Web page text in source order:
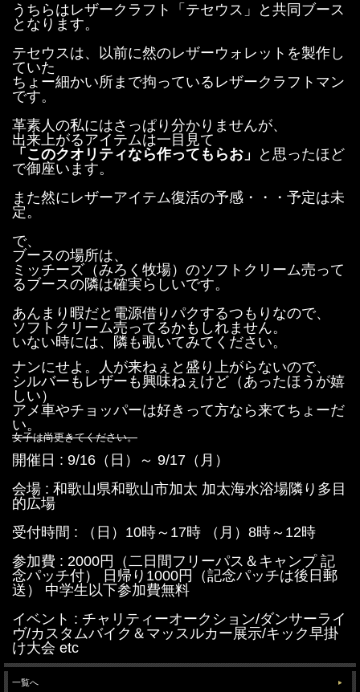
うちらはレザークラフト「テセウス」と共同ブース
となります。
テセウスは、以前に然のレザーウォレットを製作し
ていた
ちょー細かい所まで拘っているレザークラフトマン
です。
革素人の私にはさっぱり分かりませんが、
出来上がるアイテムは一目見て
「このクオリティなら作ってもらお」
と思ったほど
で御座います。
また然にレザーアイテム復活の予感・・・予定は未
定。
で、
ブースの場所は、
ミッチーズ（みろく牧場）のソフトクリーム売って
るブースの隣は確実らしいです。
あんまり暇だと電源借りパクするつもりなので、
ソフトクリーム売ってるかもしれません。
いない時には、隣も覗いてみてください。
ナンにせよ。人が来ねぇと盛り上がらないので、
シルバーもレザーも興味ねぇけど（あったほうが嬉
しい）
アメ車やチョッパーは好きって方なら来てちょーだ
い。
女子は尚更きてください。
開催日 : 9/16（日）～ 9/17（月）
会場 : 和歌山県和歌山市加太 加太海水浴場隣り多目
的広場
受付時間 : （日）10時～17時 （月）8時～12時
参加費 : 2000円（二日間フリーパス＆キャンプ 記
念パッチ付） 日帰り1000円（記念パッチは後日郵
送） 中学生以下参加費無料
イベント : チャリティーオークション/ダンサーライ
ヴ/カスタムバイク＆マッスルカー展示/キック早掛
け大会 etc
一覧へ